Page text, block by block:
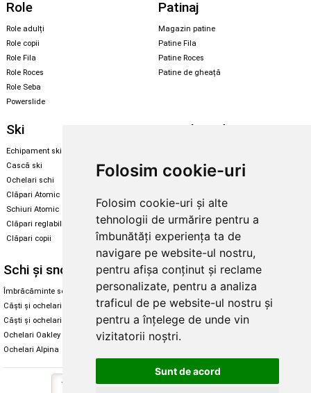
Folosim cookie-uri
Folosim cookie-uri și alte
tehnologii de urmărire pentru a
îmbunătăți experiența ta de
navigare pe website-ul nostru,
pentru afișa conținut și reclame
personalizate, pentru a analiza
traficul de pe website-ul nostru și
pentru a înțelege de unde vin
vizitatorii noștri.
Sunt de acord
Role
Role adulți
Role copii
Role Fila
Role Roces
Role Seba
Powerslide
Patinaj
Magazin patine
Patine Fila
Patine Roces
Patine de gheață
Ski
Echipament ski
Cască ski
Ochelari schi
Clăpari Atomic
Schiuri Atomic
Clăpari reglabili
Clăpari copii
Snowboard
Echipament snowboard
Legături Rome SDS
Skate & longboard
Enuff Skateboards
Schi și snowboard
Îmbrăcăminte schi și snowboard
Căști și ochelari de iarnă
Căști și ochelari Alpina
Ochelari Oakley
Ochelari Alpina
Diverse
Cum aleg rolele
Cum aleg ochelarii
Ochelari de soare Oakley
Ochelari de soare Alpina